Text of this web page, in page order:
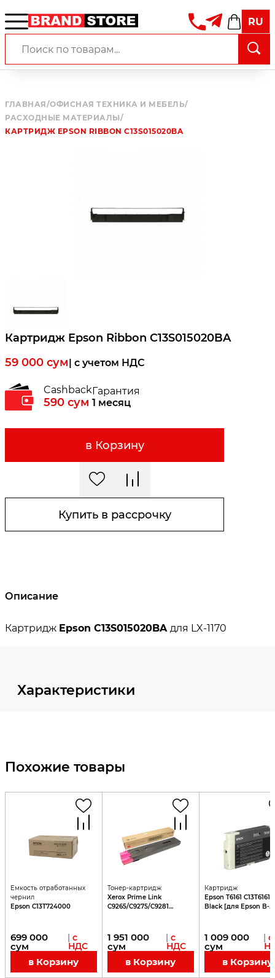
RU
ГЛАВНАЯ/ОФИСНАЯ ТЕХНИКА И МЕБЕЛЬ/
РАСХОДНЫЕ МАТЕРИАЛЫ/
КАРТРИДЖ EPSON RIBBON C13S015020BA
Картридж Epson Ribbon C13S015020BA
59 000 сум| c учетом НДС
Cashback
590 сум
Гарантия
1 месяц
в Корзину
Купить в рассрочку
Описание
Характеристики
Похожие товары
Емкость отработанных
чернил
Epson C13T724000
699 000
сум
| с
НДС
в Корзину
Тонер-картридж
Xerox Prime Link
C9265/C9275/C9281
1 951 000
сум
| с
НДС
в Корзину
Картридж
Epson T6161
Black [для Epson B-
1 009 000
сум
| с
в Корзину